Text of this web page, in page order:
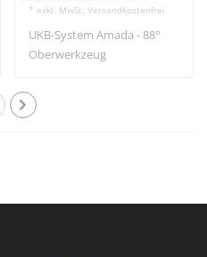
* exkl. MwSt. Versandkostenfrei
UKB-System Amada - 88°
Oberwerkzeug